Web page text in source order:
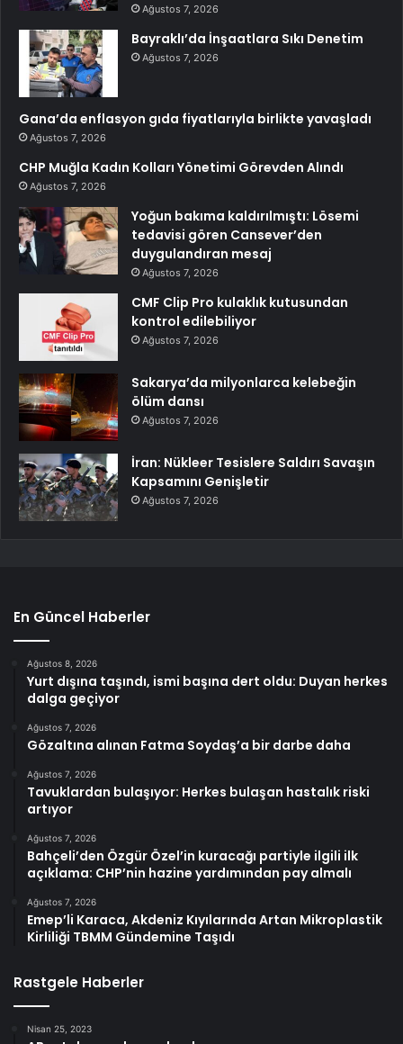
Ağustos 7, 2026
Bayraklı’da İnşaatlara Sıkı Denetim
Ağustos 7, 2026
Gana’da enflasyon gıda fiyatlarıyla birlikte yavaşladı
Ağustos 7, 2026
CHP Muğla Kadın Kolları Yönetimi Görevden Alındı
Ağustos 7, 2026
Yoğun bakıma kaldırılmıştı: Lösemi
tedavisi gören Cansever’den
duygulandıran mesaj
Ağustos 7, 2026
CMF Clip Pro kulaklık kutusundan
kontrol edilebiliyor
Ağustos 7, 2026
Sakarya’da milyonlarca kelebeğin
ölüm dansı
Ağustos 7, 2026
İran: Nükleer Tesislere Saldırı Savaşın
Kapsamını Genişletir
Ağustos 7, 2026
En Güncel Haberler
Ağustos 8, 2026
Yurt dışına taşındı, ismi başına dert oldu: Duyan herkes
dalga geçiyor
Ağustos 7, 2026
Gözaltına alınan Fatma Soydaş’a bir darbe daha
Ağustos 7, 2026
Tavuklardan bulaşıyor: Herkes bulaşan hastalık riski
artıyor
Ağustos 7, 2026
Bahçeli’den Özgür Özel’in kuracağı partiyle ilgili ilk
açıklama: CHP’nin hazine yardımından pay almalı
Ağustos 7, 2026
Emep’li Karaca, Akdeniz Kıyılarında Artan Mikroplastik
Kirliliği TBMM Gündemine Taşıdı
Rastgele Haberler
Nisan 25, 2023